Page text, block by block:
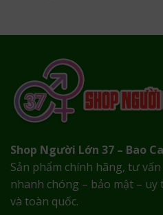
Shop Người Lớn 37 – Bao
Sản phẩm chính hãng, tư
nhanh chóng – bảo mật –
và toàn quốc.